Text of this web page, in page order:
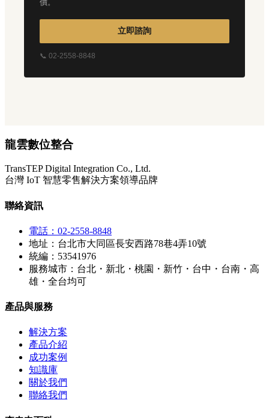
價。
立即諮詢
📞 02-2558-8848
龍雲數位整合
TransTEP Digital Integration Co., Ltd.
台灣 IoT 智慧零售解決方案領導品牌
聯絡資訊
電話：02-2558-8848
地址：台北市大同區長安西路78巷4弄10號
統編：53541976
服務城市：台北・新北・桃園・新竹・台中・台南・高
雄・全台均可
產品與服務
解決方案
產品介紹
成功案例
知識庫
關於我們
聯絡我們